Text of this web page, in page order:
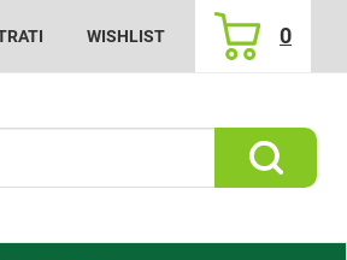
WISHLIST 0
ARTICOLI
INSERITI
Cerca